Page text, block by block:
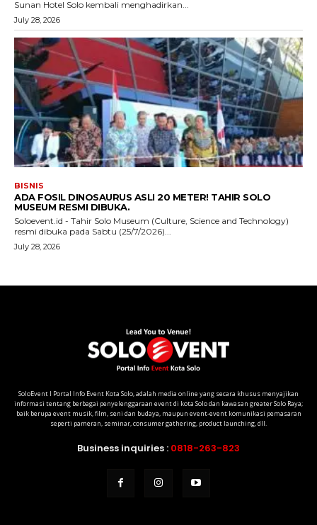
SoloEvent I Portal Info Event Kota Solo, adalah media online yang secara khusus menyajikan
informasi tentang berbagai penyelenggaraan event di kota Solo dan kawasan greater Solo Raya;
baik berupa event musik, film, seni dan budaya, maupun event-event komunikasi pemasaran
seperti pameran, seminar, consumer gathering, product launching, dll.
Business inquiries : 0818-263-823